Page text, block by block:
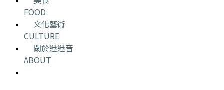
FOOD
文化藝術
CULTURE
關於迷迷音
ABOUT